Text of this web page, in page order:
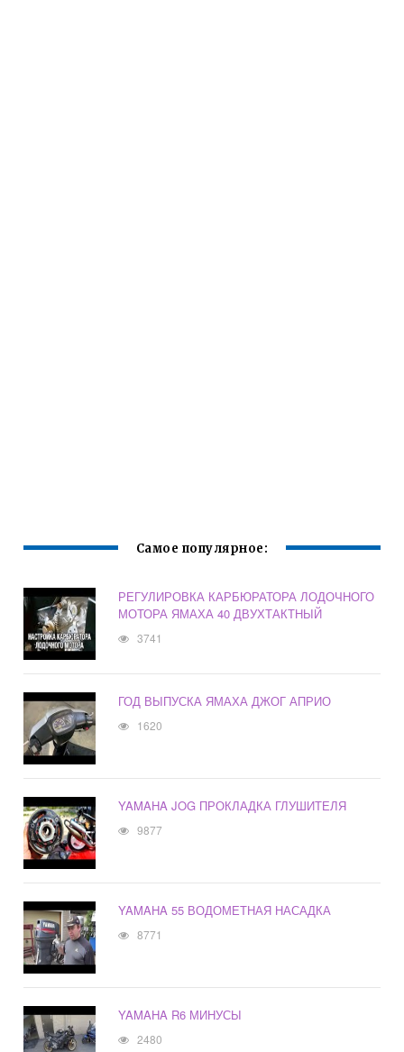
Самое популярное:
РЕГУЛИРОВКА КАРБЮРАТОРА ЛОДОЧНОГО
МОТОРА ЯМАХА 40 ДВУХТАКТНЫЙ
3741
ГОД ВЫПУСКА ЯМАХА ДЖОГ АПРИО
1620
YAMAHA JOG ПРОКЛАДКА ГЛУШИТЕЛЯ
9877
YAMAHA 55 ВОДОМЕТНАЯ НАСАДКА
8771
YAMAHA R6 МИНУСЫ
2480